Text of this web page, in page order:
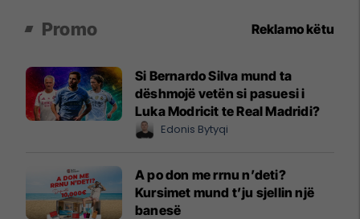
Promo Reklamo këtu
Si Bernardo Silva mund ta
dëshmojë vetën si pasuesi i
Luka Modricit te Real Madridi?
Edonis Bytyqi
A po don me rrnu n’deti?
Kursimet mund t’ju sjellin një
banesë